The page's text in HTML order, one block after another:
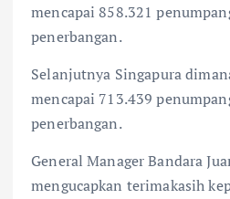
mencapai 858.321
penerbangan.
Selanjutnya Singapura
mencapai 713.439
penerbangan.
General Manager Bandara
mengucapkan terimakasih